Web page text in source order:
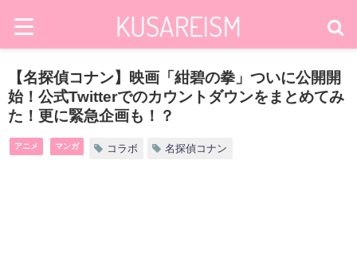
【名探偵コナン】映画「紺碧の拳」ついに公開開
始！公式Twitterでのカウントダウンをまとめてみ
た！更に緊急企画も！？
アニメ マンガ コラボ 名探偵コナン